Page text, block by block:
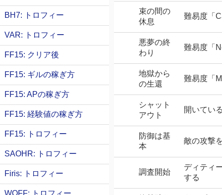
束の間の
休息
難易度「
悪夢の終
わり
難易度「
地獄から
の生還
難易度「
シャット
アウト
開いてい
防御は基
本
敵の攻撃
調査開始
ディティ
する
BH7: トロフィー
VAR: トロフィー
FF15: クリア後
FF15: ギルの稼ぎ方
FF15: APの稼ぎ方
FF15: 経験値の稼ぎ方
FF15: トロフィー
SAOHR: トロフィー
Firis: トロフィー
WOFF: トロフィー